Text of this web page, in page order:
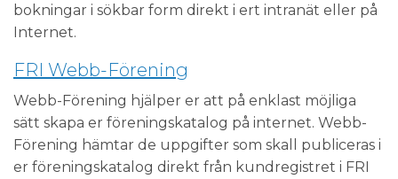
bokningar i sökbar form direkt i ert intranät eller på
Internet.
FRI Webb-Förening
Webb-Förening hjälper er att på enklast möjliga
sätt skapa er föreningskatalog på internet. Webb-
Förening hämtar de uppgifter som skall publiceras i
er föreningskatalog direkt från kundregistret i FRI